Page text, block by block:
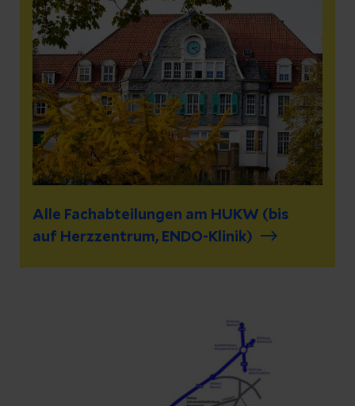
Alle Fachabteilungen am HUKW (bis
auf Herzzentrum, ENDO-Klinik)